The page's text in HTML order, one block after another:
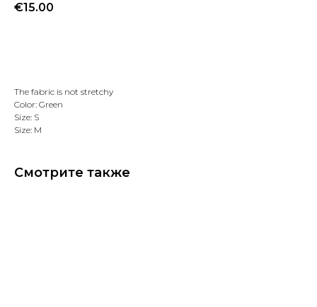
€15.00
The fabric is not stretchy
Color: Green
Size: S
Size: M
Смотрите также